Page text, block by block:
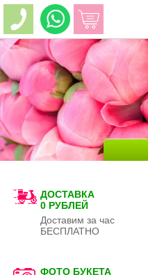
ДОСТАВКА
0 РУБЛЕЙ
Доставим за час
БЕСПЛАТНО
ФОТО БУКЕТА